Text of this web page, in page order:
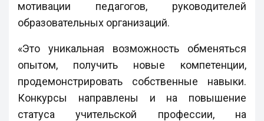
мотивации педагогов, руководителей
образовательных организаций.
«Это уникальная возможность обменяться
опытом, получить новые компетенции,
продемонстрировать собственные навыки.
Конкурсы направлены и на повышение
статуса учительской профессии, на